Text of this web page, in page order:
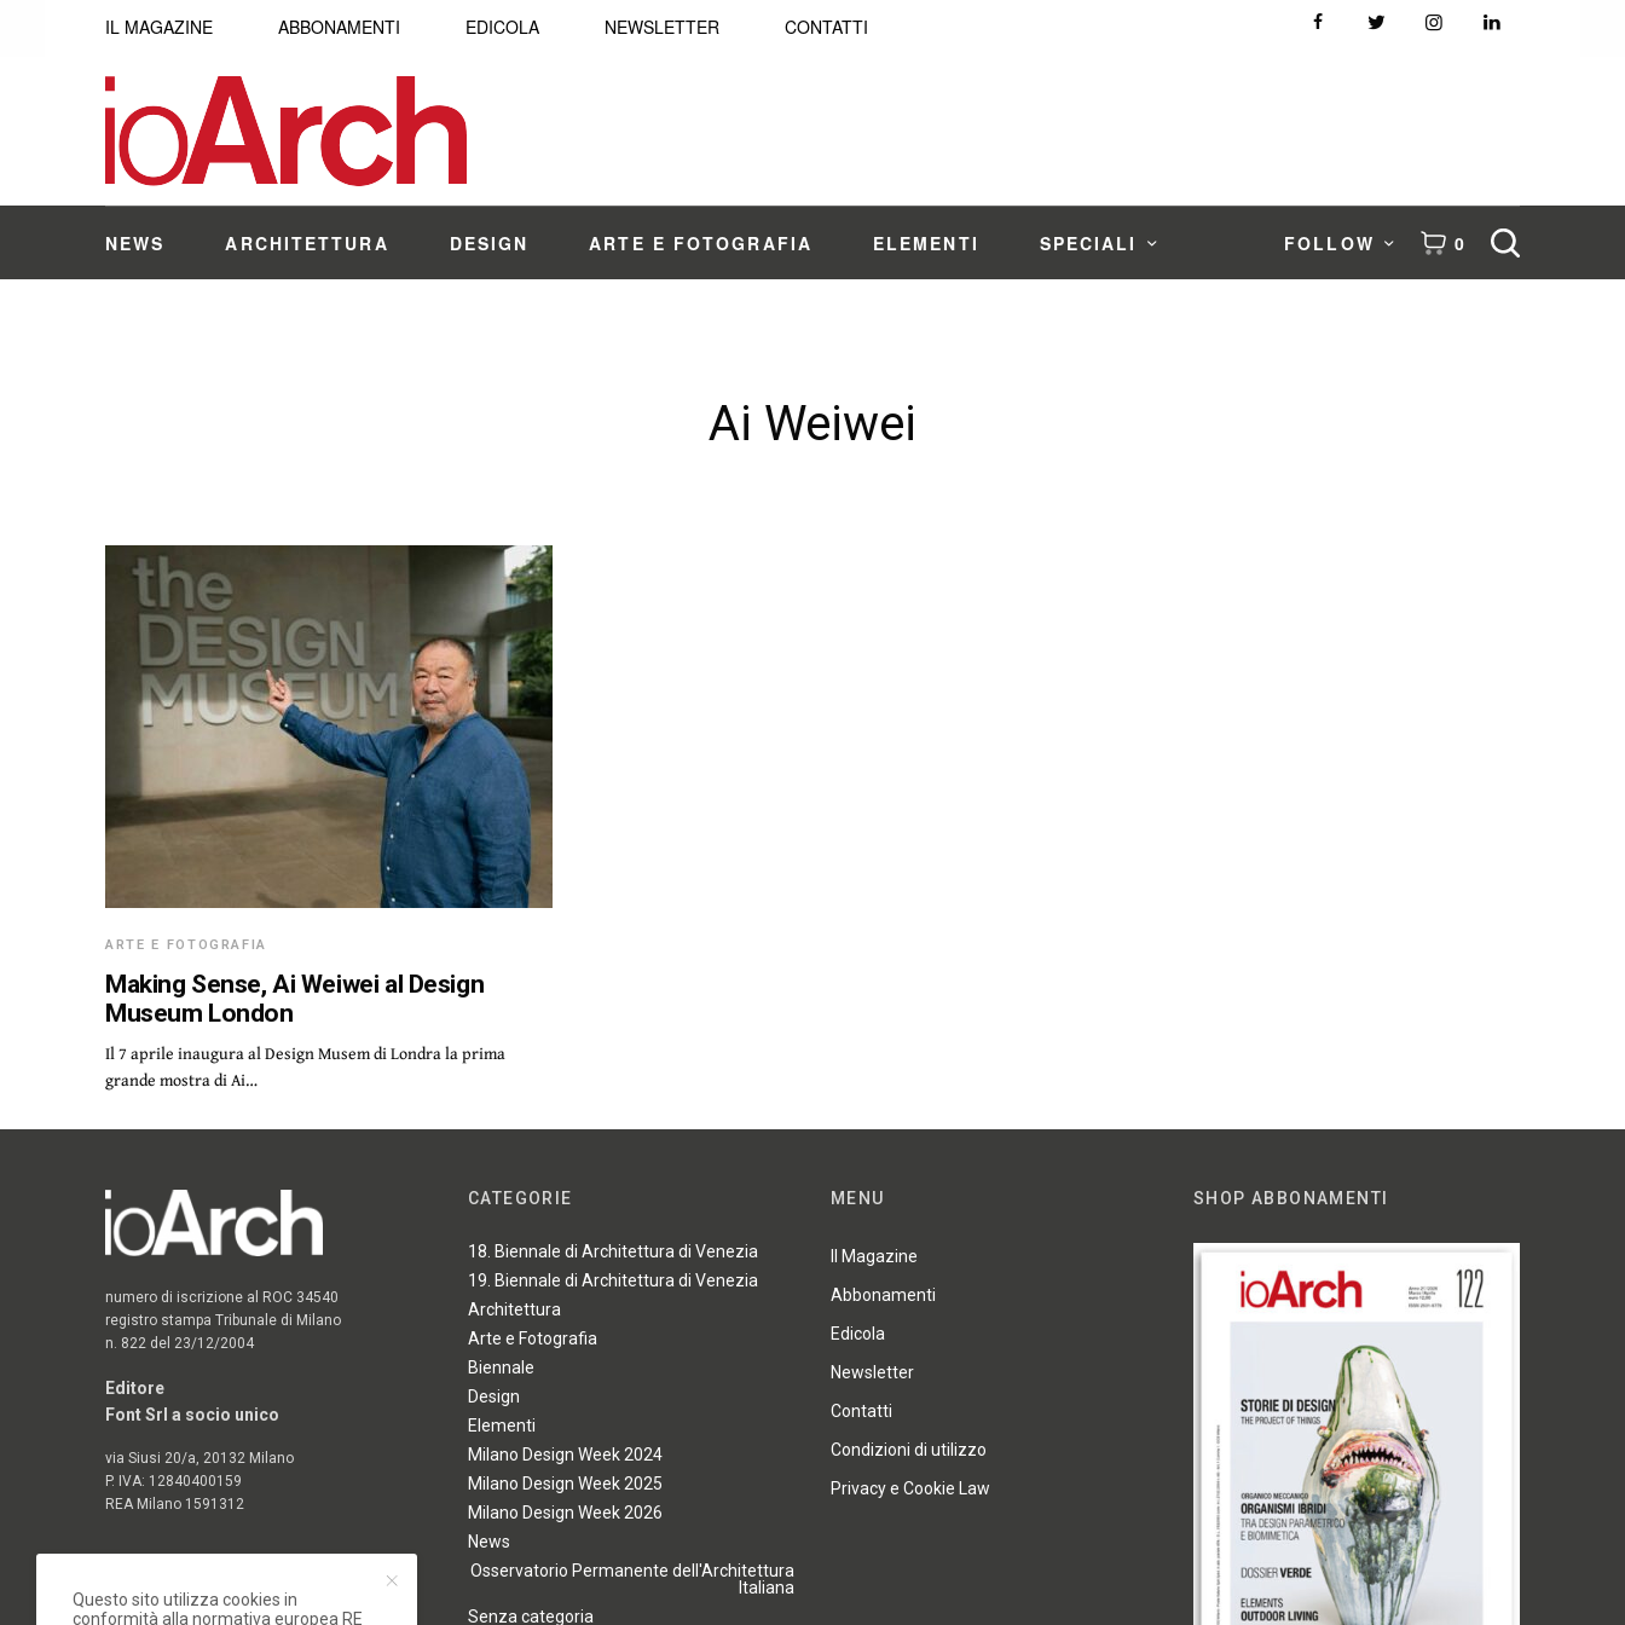
IL MAGAZINE ABBONAMENTI EDICOLA NEWSLETTER CONTATTI
NEWS ARCHITETTURA DESIGN ARTE E FOTOGRAFIA ELEMENTI SPECIALI FOLLOW 0
Ai Weiwei
ARTE E FOTOGRAFIA
Making Sense, Ai Weiwei al Design
Museum London
Il 7 aprile inaugura al Design Musem di Londra la prima
grande mostra di Ai…
numero di iscrizione al ROC 34540
registro stampa Tribunale di Milano
n. 822 del 23/12/2004
Editore
Font Srl a socio unico
via Siusi 20/a, 20132 Milano
P. IVA: 12840400159
REA Milano 1591312
CATEGORIE
18. Biennale di Architettura di Venezia
19. Biennale di Architettura di Venezia
Architettura
Arte e Fotografia
Biennale
Design
Elementi
Milano Design Week 2024
Milano Design Week 2025
Milano Design Week 2026
News
Osservatorio Permanente dell'Architettura
Italiana
Senza categoria
MENU
Il Magazine
Abbonamenti
Edicola
Newsletter
Contatti
Condizioni di utilizzo
Privacy e Cookie Law
SHOP ABBONAMENTI
Questo sito utilizza cookies in
conformità alla normativa europea RE